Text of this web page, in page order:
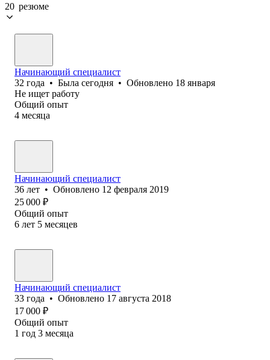
20 резюме
Начинающий специалист
32 года • Была сегодня • Обновлено 18 января
Не ищет работу
Общий опыт
4 месяца
Начинающий специалист
36 лет • Обновлено 12 февраля 2019
25 000 ₽
Общий опыт
6 лет 5 месяцев
Начинающий специалист
33 года • Обновлено 17 августа 2018
17 000 ₽
Общий опыт
1 год 3 месяца